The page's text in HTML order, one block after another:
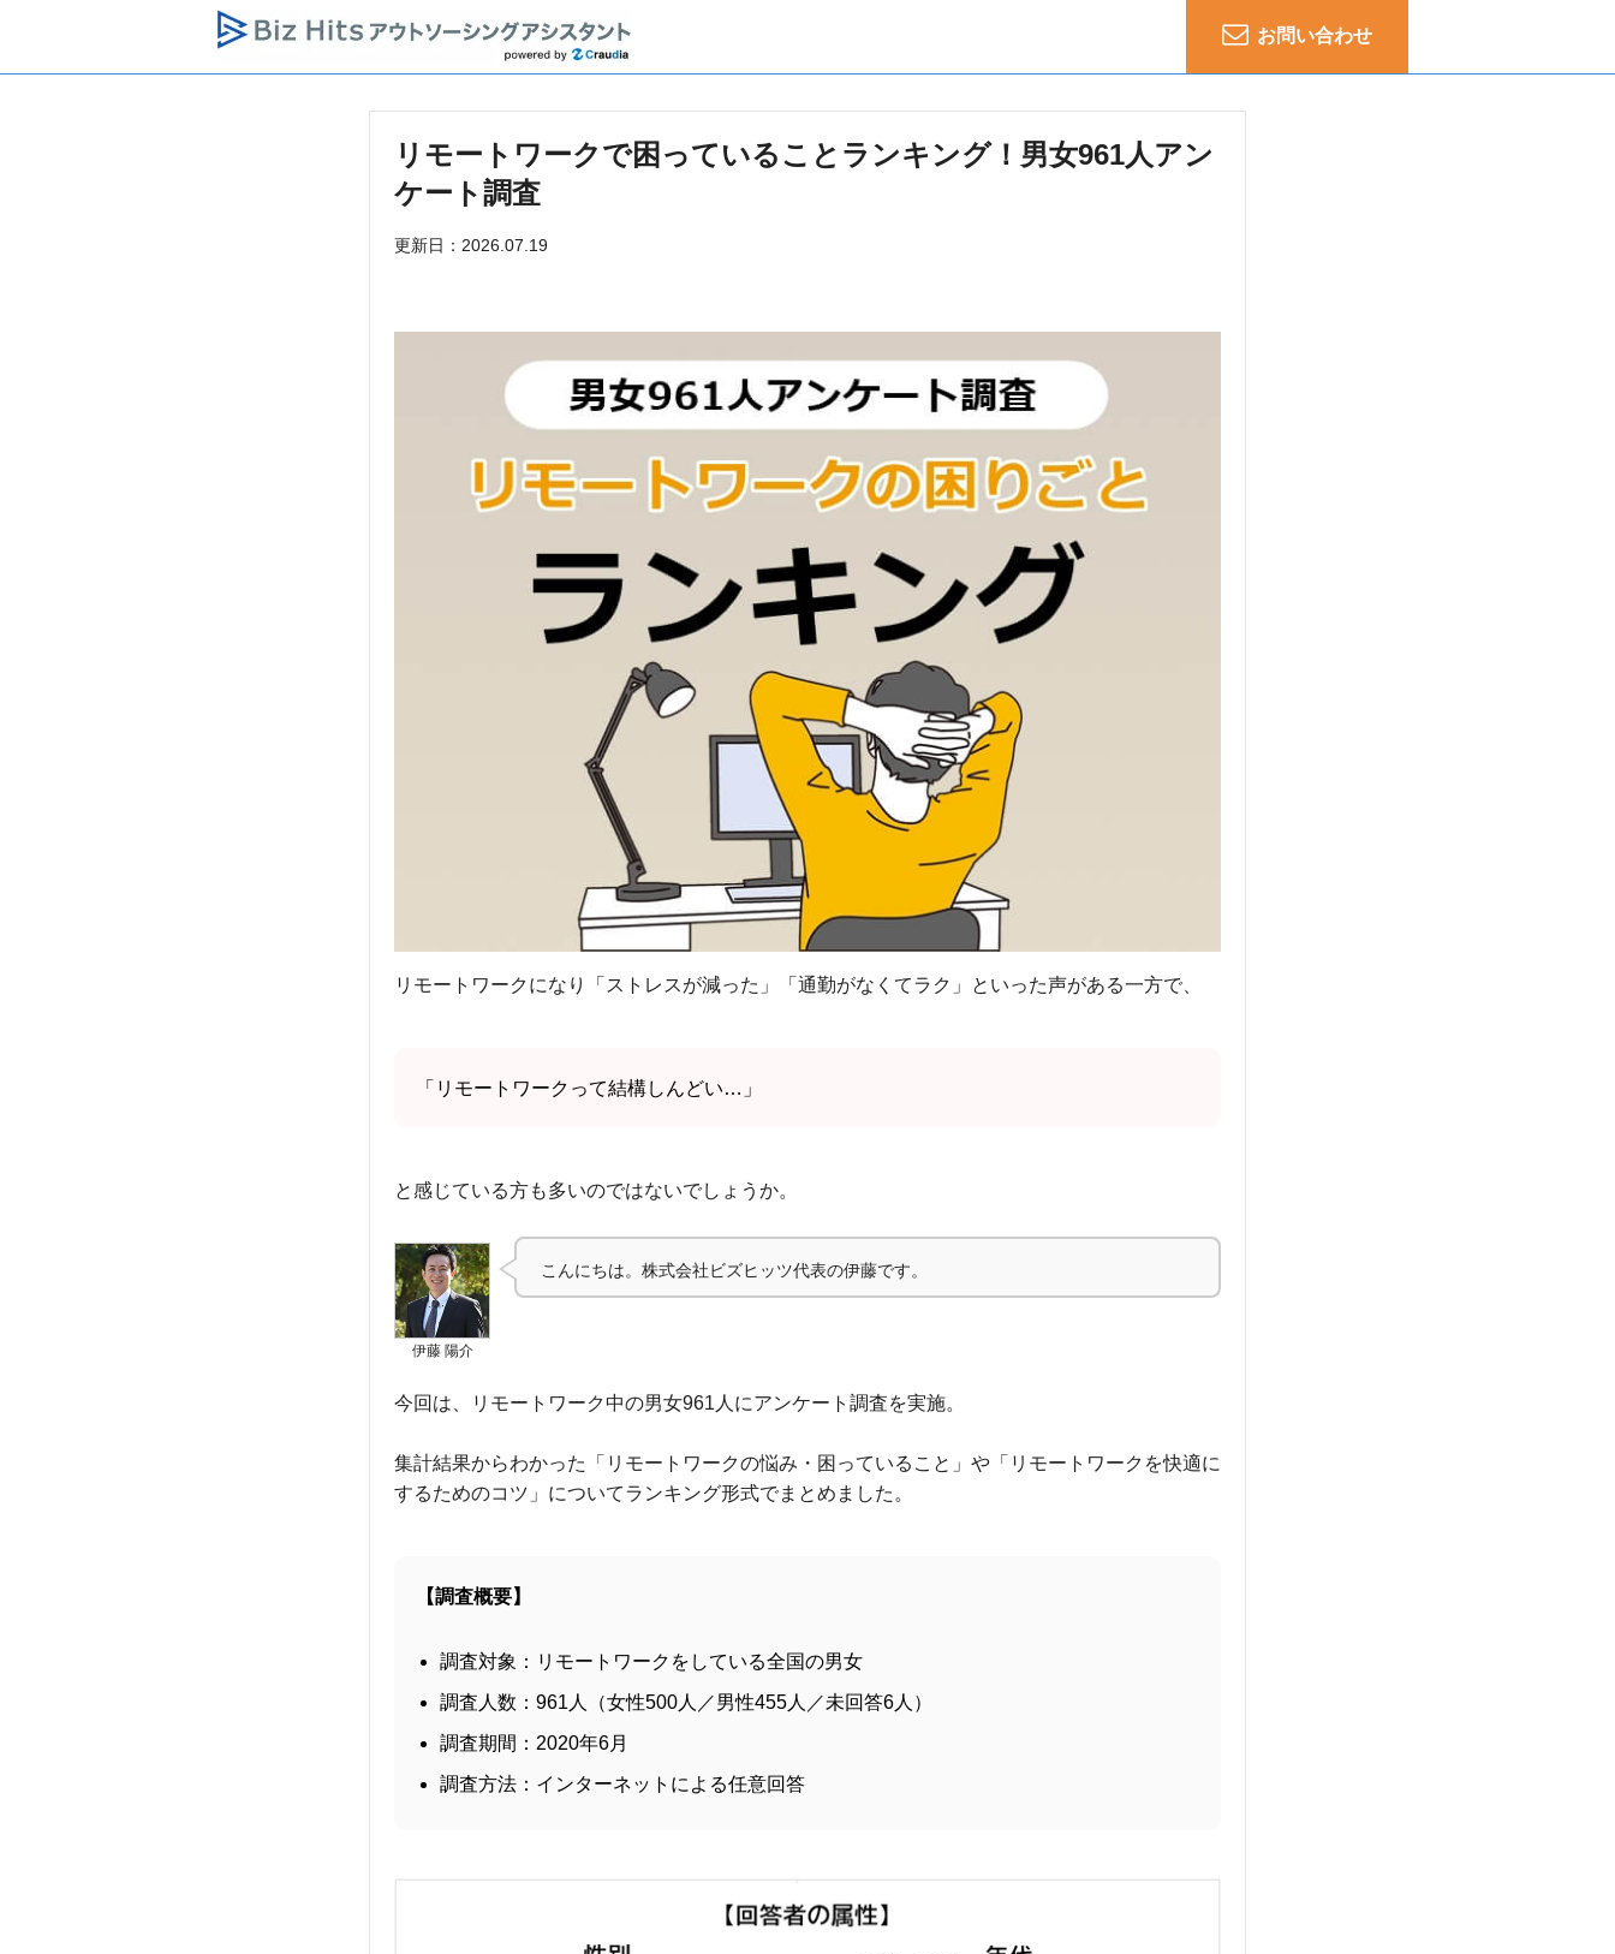
お問い合わせ
リモートワークで困っていることランキング！男女961人アン
ケート調査
更新日：2026.07.19
リモートワークになり「ストレスが減った」「通勤がなくてラク」といった声がある一方で、
「リモートワークって結構しんどい…」
と感じている方も多いのではないでしょうか。
伊藤 陽介
こんにちは。株式会社ビズヒッツ代表の伊藤です。
今回は、リモートワーク中の男女961人にアンケート調査を実施。
集計結果からわかった「リモートワークの悩み・困っていること」や「リモートワークを快適に
するためのコツ」についてランキング形式でまとめました。
【調査概要】
調査対象：リモートワークをしている全国の男女
調査人数：961人（女性500人／男性455人／未回答6人）
調査期間：2020年6月
調査方法：インターネットによる任意回答